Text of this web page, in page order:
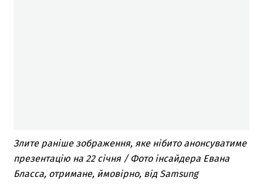
Злите раніше зображення, яке нібито анонсуватиме
презентацію на 22 січня / Фото інсайдера Евана
Бласса, отримане, ймовірно, від Samsung